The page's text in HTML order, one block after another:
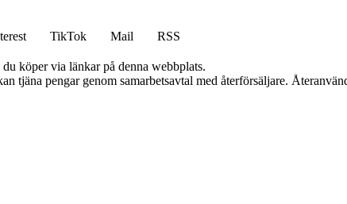
TikTok Mail
RSS
köper via länkar på denna webbplats.
tjäna pengar genom samarbetsavtal med återförsäljare.